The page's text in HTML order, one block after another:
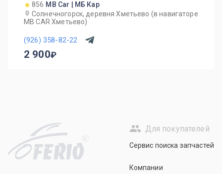
856 MB Car | МБ Кар
Солнечногорск, деревня Хметьево (в навигаторе
MB CAR Хметьево)
(926) 358-82-22
2 900
R
Для покупателей
Сервис поиска запчастей
Компании